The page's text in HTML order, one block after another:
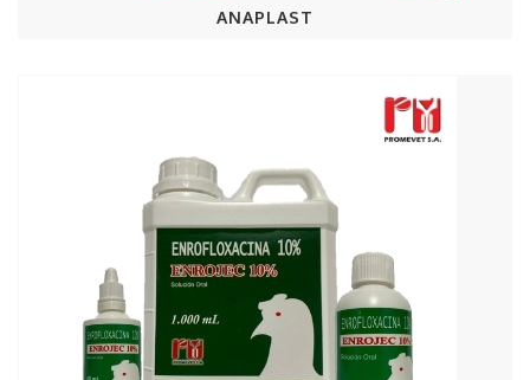
ANAPLAST